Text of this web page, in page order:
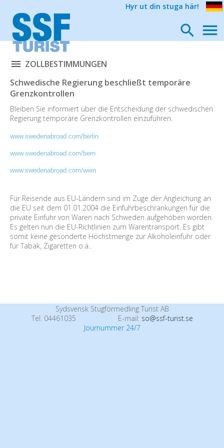
Hyr ut din stuga här!
ZOLLBESTIMMUNGEN
Schwedische Regierung beschließt temporäre
Grenzkontrollen
Bleiben Sie informiert über die Entscheidung der schwedischen
Regierung temporäre Grenzkontrollen einzuführen.
www.swedenabroad.com/berlin
www.swedenabroad.com/bern
www.swedenabroad.com/wien
Für Reisende aus EU-Ländern sind im Zuge der Angleichung an
die EU seit dem 01.01.2004 die Einfuhrbeschränkungen für die
private Einfuhr von Waren nach Schweden aufgehoben worden.
Es gelten nun die EU-Richtlinien zum Warentransport. Es gibt
somit keine gesonderte Höchstmenge zur Alkoholeinfuhr oder
für Tabak, Zigaretten o.ä..
Sydsvensk Stugförmedling Turist AB
Tel. 04461035
E-mail: so@ssf-turist.se
Journummer 24/7